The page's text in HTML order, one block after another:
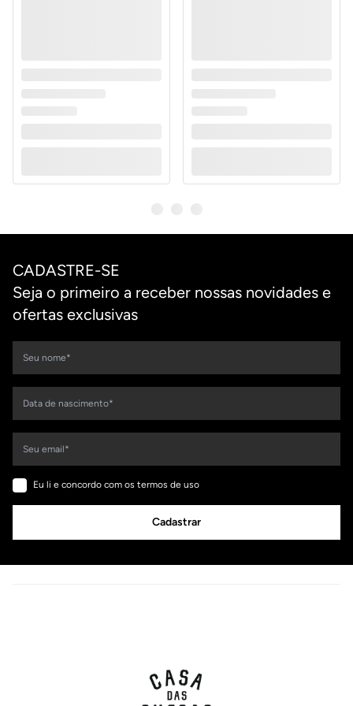
CADASTRE-SE
Seja o primeiro a receber nossas novidades e
ofertas exclusivas
Eu li e concordo com os termos de uso
Cadastrar